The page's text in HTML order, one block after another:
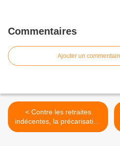
Commentaires
Ajouter un
< Contre les retraites
indécentes, la précarisation
générale, tous dans la rue